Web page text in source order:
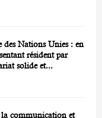
des Nations Unies : en
résident par
solide et...
communication et